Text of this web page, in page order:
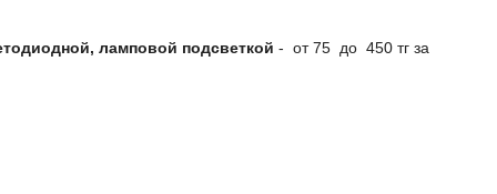
ламповой подсветкой - от 75 до 450 тг за